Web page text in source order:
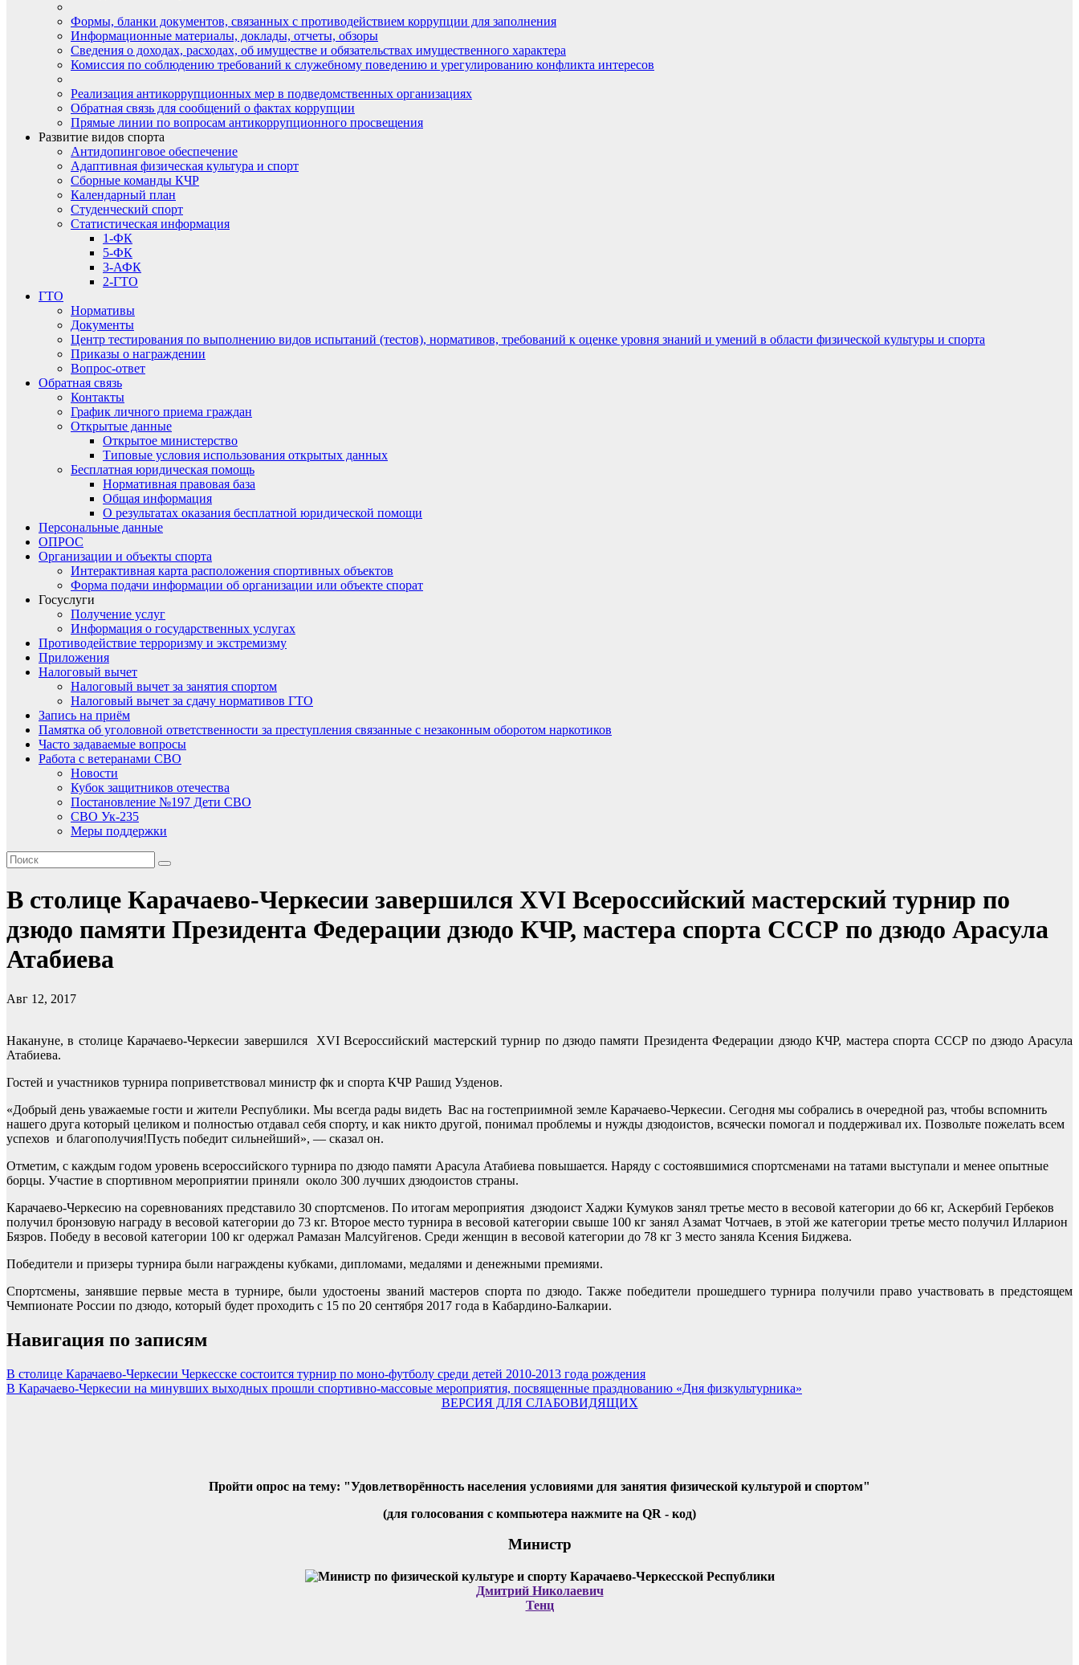
Формы, бланки документов, связанных с противодействием коррупции для заполнения
Информационные материалы, доклады, отчеты, обзоры
Сведения о доходах, расходах, об имуществе и обязательствах имущественного характера
Комиссия по соблюдению требований к служебному поведению и урегулированию конфликта интересов
Реализация антикоррупционных мер в подведомственных организациях
Обратная связь для сообщений о фактах коррупции
Прямые линии по вопросам антикоррупционного просвещения
Развитие видов спорта
Антидопинговое обеспечение
Адаптивная физическая культура и спорт
Сборные команды КЧР
Календарный план
Студенческий спорт
Статистическая информация
1-ФК
5-ФК
3-АФК
2-ГТО
ГТО
Нормативы
Документы
Центр тестирования по выполнению видов испытаний (тестов), нормативов, требований к оценке уровня знаний и умений в области физической культуры и спорта
Приказы о награждении
Вопрос-ответ
Обратная связь
Контакты
График личного приема граждан
Открытые данные
Открытое министерство
Типовые условия использования открытых данных
Бесплатная юридическая помощь
Нормативная правовая база
Общая информация
О результатах оказания бесплатной юридической помощи
Персональные данные
ОПРОС
Организации и объекты спорта
Интерактивная карта расположения спортивных объектов
Форма подачи информации об организации или объекте спорат
Госуслуги
Получение услуг
Информация о государственных услугах
Противодействие терроризму и экстремизму
Приложения
Налоговый вычет
Налоговый вычет за занятия спортом
Налоговый вычет за сдачу нормативов ГТО
Запись на приём
Памятка об уголовной ответственности за преступления связанные с незаконным оборотом наркотиков
Часто задаваемые вопросы
Работа с ветеранами СВО
Новости
Кубок защитников отечества
Постановление №197 Дети СВО
СВО Ук-235
Меры поддержки
В столице Карачаево-Черкесии завершился XVI Всероссийский мастерский турнир по
дзюдо памяти Президента Федерации дзюдо КЧР, мастера спорта СССР по дзюдо Арасула
Атабиева
Авг 12, 2017
Накануне, в столице Карачаево-Черкесии завершился XVI Всероссийский мастерский турнир по дзюдо памяти Президента Федерации дзюдо КЧР, мастера спорта СССР по дзюдо Арасула
Атабиева.
Гостей и участников турнира поприветствовал министр фк и спорта КЧР Рашид Узденов.
«Добрый день уважаемые гости и жители Республики. Мы всегда рады видеть Вас на гостеприимной земле Карачаево-Черкесии. Сегодня мы собрались в очередной раз, чтобы вспомнить
нашего друга который целиком и полностью отдавал себя спорту, и как никто другой, понимал проблемы и нужды дзюдоистов, всячески помогал и поддерживал их. Позвольте пожелать всем
успехов и благополучия!Пусть победит сильнейший», — сказал он.
Отметим, с каждым годом уровень всероссийского турнира по дзюдо памяти Арасула Атабиева повышается. Наряду с состоявшимися спортсменами на татами выступали и менее опытные
борцы. Участие в спортивном мероприятии приняли около 300 лучших дзюдоистов страны.
Карачаево-Черкесию на соревнованиях представило 30 спортсменов. По итогам мероприятия дзюдоист Хаджи Кумуков занял третье место в весовой категории до 66 кг, Аскербий Гербеков
получил бронзовую награду в весовой категории до 73 кг. Второе место турнира в весовой категории свыше 100 кг занял Азамат Чотчаев, в этой же категории третье место получил Илларион
Бязров. Победу в весовой категории 100 кг одержал Рамазан Малсуйгенов. Среди женщин в весовой категории до 78 кг 3 место заняла Ксения Биджева.
Победители и призеры турнира были награждены кубками, дипломами, медалями и денежными премиями.
Спортсмены, занявшие первые места в турнире, были удостоены званий мастеров спорта по дзюдо. Также победители прошедшего турнира получили право участвовать в предстоящем
Чемпионате России по дзюдо, который будет проходить с 15 по 20 сентября 2017 года в Кабардино-Балкарии.
Навигация по записям
В столице Карачаево-Черкесии Черкесске состоится турнир по моно-футболу среди детей 2010-2013 года рождения
В Карачаево-Черкесии на минувших выходных прошли спортивно-массовые мероприятия, посвященные празднованию «Дня физкультурника»
ВЕРСИЯ ДЛЯ СЛАБОВИДЯЩИХ
Пройти опрос на тему: "Удовлетворённость населения условиями для занятия физической культурой и спортом"
(для голосования с компьютера нажмите на QR - код)
Министр
Дмитрий Николаевич
Тенц